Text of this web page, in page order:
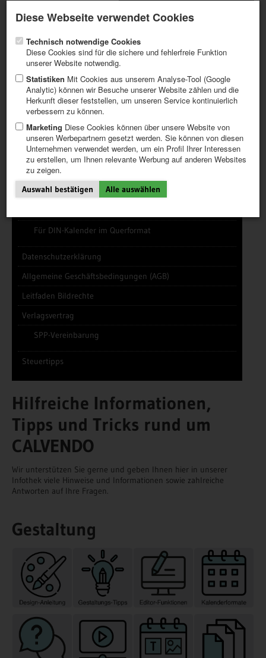
Diese Webseite verwendet Cookies
Technisch notwendige Cookies
Diese Cookies sind für die sichere und fehlerfreie Funktion
unserer Website notwendig.
Statistiken Mit Cookies aus unserem Analyse-Tool (Google
Analytic) können wir Besuche unserer Website zählen und die
Herkunft dieser feststellen, um unseren Service kontinuierlich
verbessern zu können.
Marketing Diese Cookies können über unsere Website von
unseren Werbepartnern gesetzt werden. Sie können von diesen
Unternehmen verwendet werden, um ein Profil Ihrer Interessen
zu erstellen, um Ihnen relevante Werbung auf anderen Websites
zu zeigen.
Auswahl bestätigen Alle auswählen
Registrieren / Mein CALVENDO
ERSTE SCHRITTE
PROJEKT ERSTELLEN
TIPPS
NEWS
KATALOG
SHOP
INFOTHEK (TIPPS)
FRAGEN UND ANTWORTEN (FAQ)
HONORARE UND HONORARTABELLEN
ÜBER CALVENDO
Infothek/Tipps
News/Newsletter
Für DIN-Kalender im Querformat
Datenschutzerklärung
Allgemeine Geschäftsbedingungen (AGB)
Leitfaden Bildrechte
Verlagsvertrag
SPP-Vereinbarung
Steuertipps
Hilfreiche Informationen,
Tipps und Tricks rund um
CALVENDO
Wir unterstützen Sie gerne und geben Ihnen hier in unserer
Infothek viele Hinweise und Informationen sowie zahlreiche
Antworten auf Ihre Fragen.
Gestaltung